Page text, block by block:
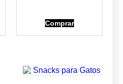
Comprar